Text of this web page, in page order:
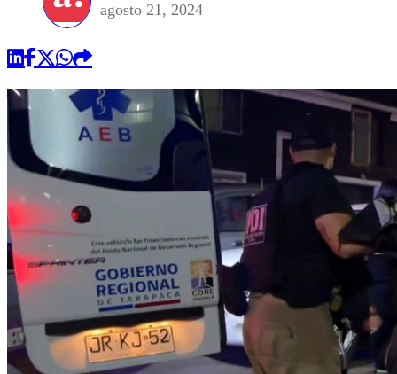
agosto 21, 2024